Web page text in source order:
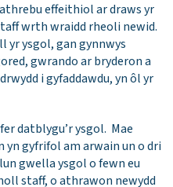
effeithiol ar draws yr
wrth wraidd rheoli newid.
yr ysgol, gan gynnwys
gwrando ar bryderon a
i gyfaddawdu, yn ôl yr
datblygu’r ysgol. Mae
yn gyfrifol am arwain un o dri
gwella ysgol o fewn eu
staff, o athrawon newydd